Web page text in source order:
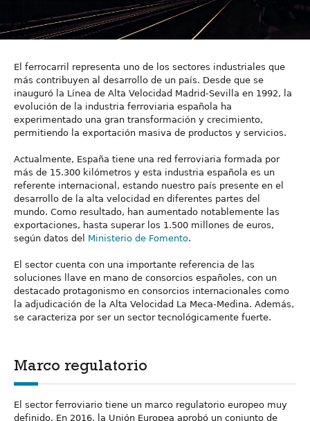
El ferrocarril representa uno de los sectores industriales que
más contribuyen al desarrollo de un país. Desde que se
inauguró la Línea de Alta Velocidad Madrid-Sevilla en 1992, la
evolución de la industria ferroviaria española ha
experimentado una gran transformación y crecimiento,
permitiendo la exportación masiva de productos y servicios.
Actualmente, España tiene una red ferroviaria formada por
más de 15.300 kilómetros y esta industria española es un
referente internacional, estando nuestro país presente en el
desarrollo de la alta velocidad en diferentes partes del
mundo. Como resultado, han aumentado notablemente las
exportaciones, hasta superar los 1.500 millones de euros,
según datos del Ministerio de Fomento.
El sector cuenta con una importante referencia de las
soluciones llave en mano de consorcios españoles, con un
destacado protagonismo en consorcios internacionales como
la adjudicación de la Alta Velocidad La Meca-Medina. Además,
se caracteriza por ser un sector tecnológicamente fuerte.
Marco regulatorio
El sector ferroviario tiene un marco regulatorio europeo muy
definido. En 2016, la Unión Europea aprobó un conjunto de